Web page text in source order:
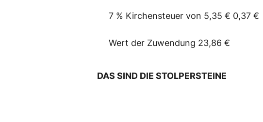
7 % Kirchensteuer von 5,35 € 0,37 €
Wert der Zuwendung 23,86 €
DAS SIND DIE STOLPERSTEINE